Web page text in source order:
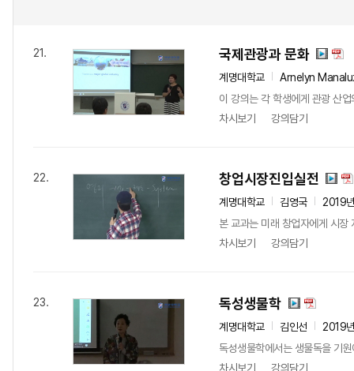
21. 국제관광과 문화
계명대학교
Arnelyn
이 강의는 각 학생에게 관광 산
차시보기
강의담기
22. 창업시장진입실전
계명대학교 김영국
2019
본 교과는 미래 창업자에게 시장
차시보기
강의담기
23. 독성생물학
계명대학교 김인선
2019
독성생물학에서는 생물독을 기
차시보기
강의담기